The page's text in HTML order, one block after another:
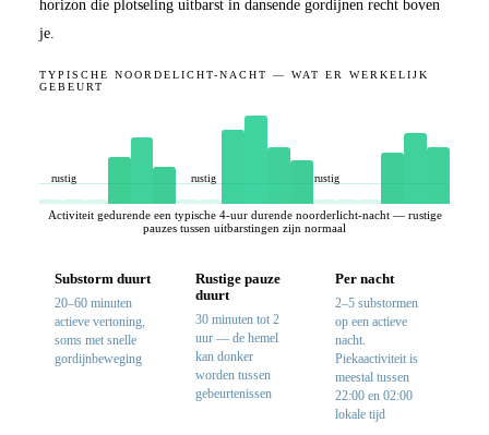
horizon die plotseling uitbarst in dansende gordijnen recht boven
je.
TYPISCHE NOORDELICHT-NACHT — WAT ER WERKELIJK
GEBEURT
rustig rustig rustig
Activiteit gedurende een typische 4-uur durende noorderlicht-nacht — rustige
pauzes tussen uitbarstingen zijn normaal
Substorm duurt
20–60 minuten
actieve vertoning,
soms met snelle
gordijnbeweging
Rustige pauze
duurt
30 minuten tot 2
uur — de hemel
kan donker
worden tussen
gebeurtenissen
Per nacht
2–5 substormen
op een actieve
nacht.
Piekaactiviteit is
meestal tussen
22:00 en 02:00
lokale tijd